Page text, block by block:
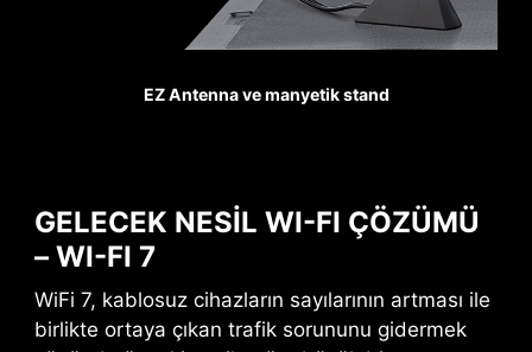
EZ Antenna ve manyetik stand
GELECEK NESİL WI-FI ÇÖZÜMÜ
– WI-FI 7
WiFi 7, kablosuz cihazların sayılarının artması ile
birlikte ortaya çıkan trafik sorununu gidermek
ağır ekran kartlarının
yükünü taşıyabilirler.
önemlidir. Steel Armor,
PCIE IÇIN DESTEK GÜÇ
KONNEKTÖRÜ